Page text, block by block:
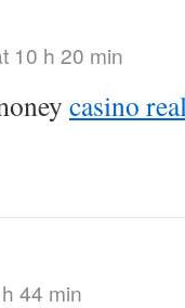
10 h 20 min
casino
44 min